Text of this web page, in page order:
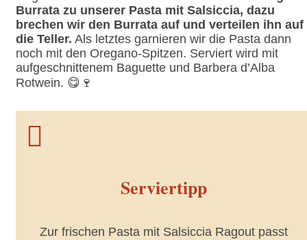
Burrata zu unserer Pasta mit Salsiccia, dazu
brechen wir den Burrata auf und verteilen ihn auf
die Teller. Als letztes garnieren wir die Pasta dann
noch mit den Oregano-Spitzen. Serviert wird mit
aufgeschnittenem Baguette und Barbera d’Alba
Rotwein. 😋🍷

Serviertipp
Zur frischen Pasta mit Salsiccia Ragout passt